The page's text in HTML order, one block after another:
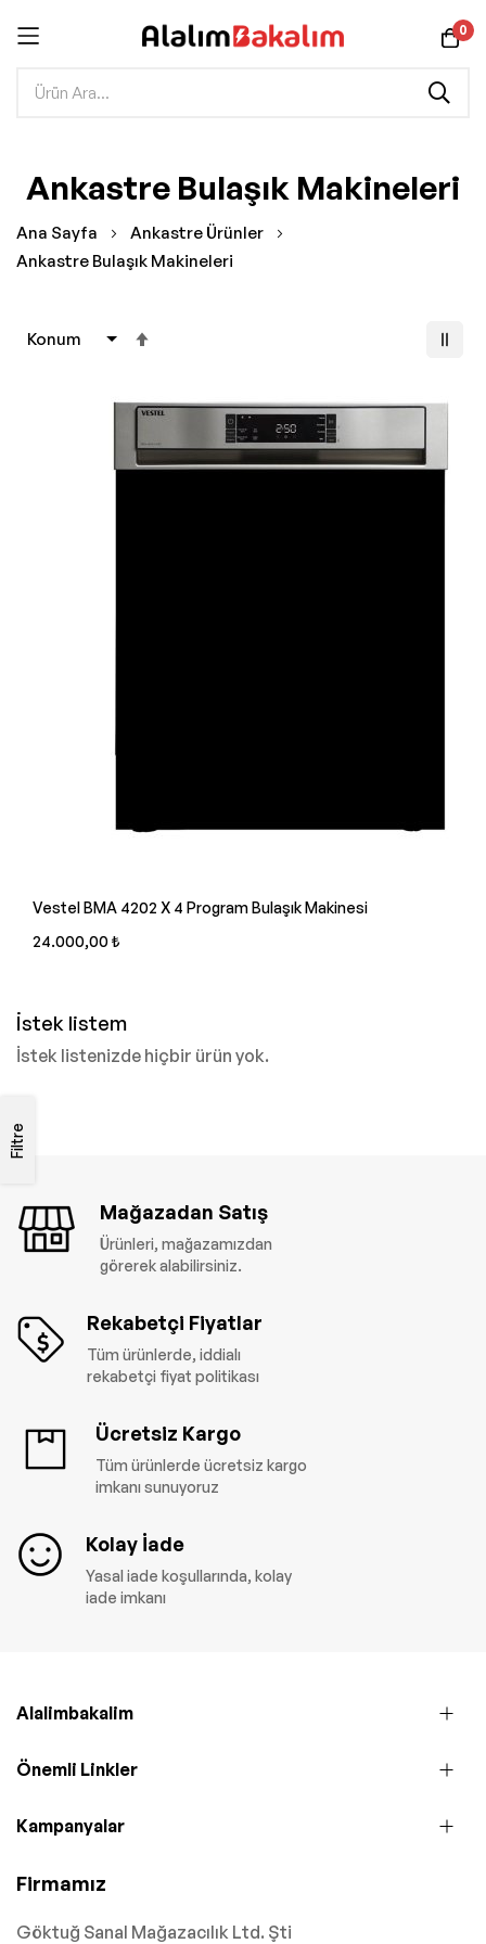
0
geç
Ankastre Bulaşık Makineleri
Ana Sayfa
Ankastre Ürünler
Ankastre Bulaşık Makineleri
Sıralamayı
Vestel BMA 4202 X 4 Program Bulaşık Makinesi
24.000,00 ₺
Filtre
İstek listem
İstek listenizde hiçbir ürün yok.
Mağazadan Satış
Ürünleri, mağazamızdan
görerek alabilirsiniz.
Rekabetçi Fiyatlar
Tüm ürünlerde, iddialı
rekabetçi fiyat politikası
Ücretsiz Kargo
Tüm ürünlerde ücretsiz kargo
imkanı sunuyoruz
Kolay İade
Yasal iade koşullarında, kolay
iade imkanı
Alalimbakalim
Önemli Linkler
Kampanyalar
Firmamız
Göktuğ Sanal Mağazacılık Ltd. Şti